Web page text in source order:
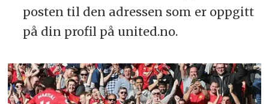
posten til den adressen som er oppgitt
på din profil på united.no.